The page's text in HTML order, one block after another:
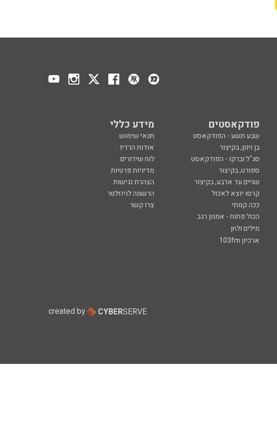
פודקאסטים מידע כללי
שבע תשע - הפודקאסט
תנאי שימוש
בן וינון, בקיצור
אודות הרדיו
סג"ל וברקו - הפודקאסט
לוח שידורים
ספורט, בקיצור
מדיניות פרטיות
שניים עד ארבע, בקיצור
הצהרת נגישות
קרסו יוצא לאכול
הרשמה לניוזלטר
ככה קמתי
צרו קשר
הכול פתוח - אמנון רגב
מילים ולחן
ארכיון 103fm
created by CYBERSERVE